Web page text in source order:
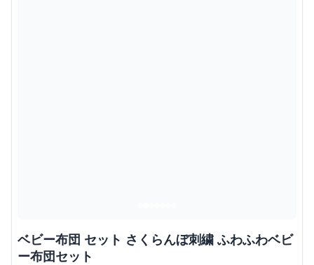
ベビー布団 セット さくらんぼ刺繍 ふわふわベビ
ー布団セット